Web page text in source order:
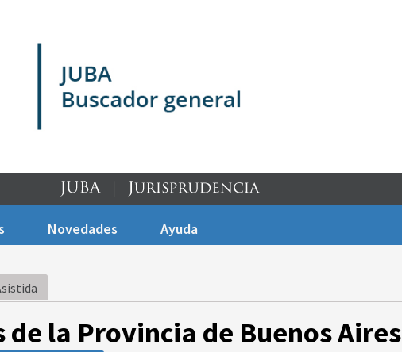
Novedades Ayuda
la Provincia de Buenos Aires